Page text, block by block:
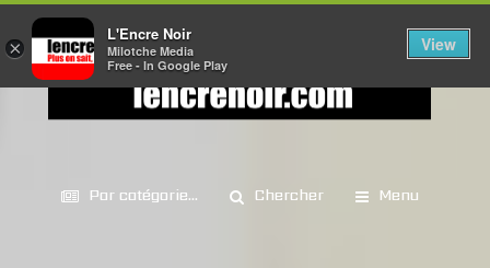
Par catégorie... Chercher Menu
×
L'Encre Noir
Milotche Media
Free - In Google Play
View